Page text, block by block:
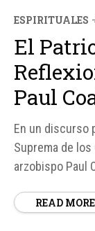
ESPIRITUALES
El
Paul
En un discurso
Suprema de los
arzobispo Paul
reflexionó
READ MORE